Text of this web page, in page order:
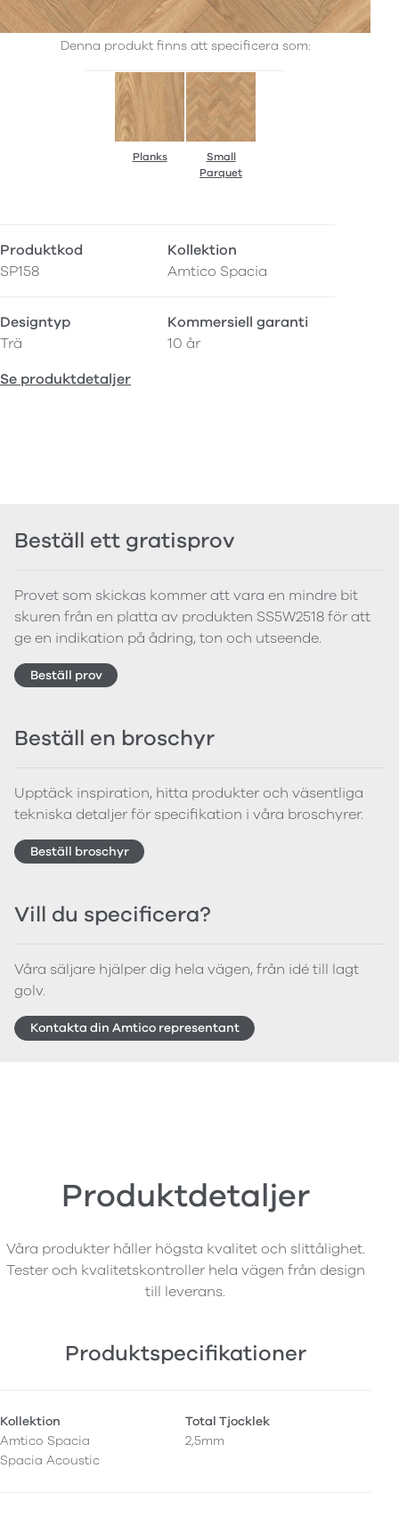
Denna produkt finns att specificera som:
Planks
Small
Parquet
Produktkod
SP158
Kollektion
Amtico Spacia
Designtyp
Trä
Kommersiell garanti
10 år
Se produktdetaljer
Beställ ett gratisprov
Provet som skickas kommer att vara en mindre bit
skuren från en platta av produkten SS5W2518 för att
ge en indikation på ådring, ton och utseende.
Beställ prov
Beställ en broschyr
Upptäck inspiration, hitta produkter och väsentliga
tekniska detaljer för specifikation i våra broschyrer.
Beställ broschyr
Vill du specificera?
Våra säljare hjälper dig hela vägen, från idé till lagt
golv.
Kontakta din Amtico representant
Produktdetaljer
Våra produkter håller högsta kvalitet och slittålighet.
Tester och kvalitetskontroller hela vägen från design
till leverans.
Produktspecifikationer
Kollektion
Amtico Spacia
Spacia Acoustic
Total Tjocklek
2,5mm